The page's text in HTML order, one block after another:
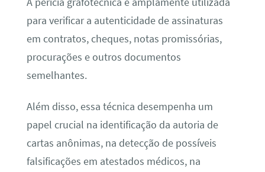
para verificar a autenticidade de assinaturas
em contratos, cheques, notas promissórias,
procurações e outros documentos
semelhantes.
Além disso, essa técnica desempenha um
papel crucial na identificação da autoria de
cartas anônimas, na detecção de possíveis
falsificações em atestados médicos, na